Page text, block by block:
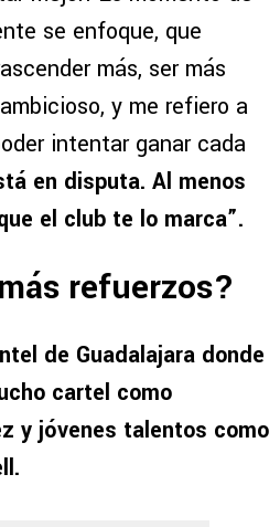
se enfoque, que
más, ser más
y me refiero a
intentar ganar cada
en disputa. Al menos
el club te lo marca”.
refuerzos?
de Guadalajara donde
cartel como
y jóvenes talentos como